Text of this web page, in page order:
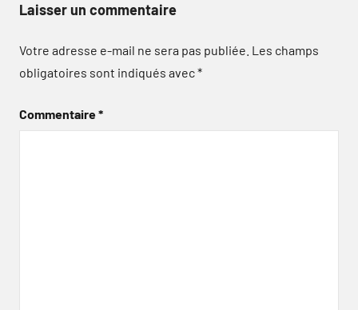
Laisser un commentaire
Votre adresse e-mail ne sera pas publiée. Les champs
obligatoires sont indiqués avec*
Commentaire*